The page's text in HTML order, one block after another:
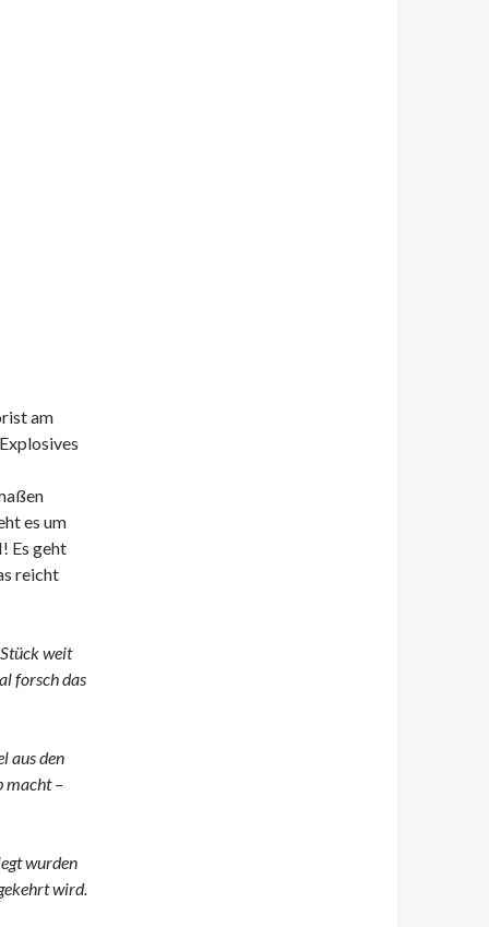
am
es um
Es geht
reicht
weit
forsch das
aus den
macht –
wurden
wird.